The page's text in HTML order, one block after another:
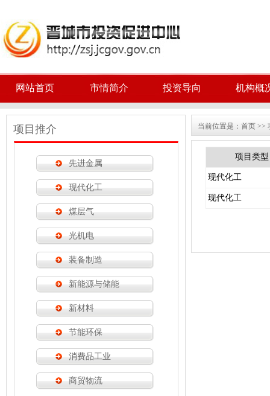
网站首页 市情简介 投资导向 机构概
项目推介
先进金属
现代化工
煤层气
光机电
装备制造
新能源与储能
新材料
节能环保
消费品工业
商贸物流
当前位置是： 首页 >>
项目类型
现代化工
现代化工